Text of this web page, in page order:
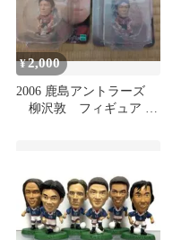
¥2,000
2006 鹿島アントラーズ
柳沢敦 フィギュア 2